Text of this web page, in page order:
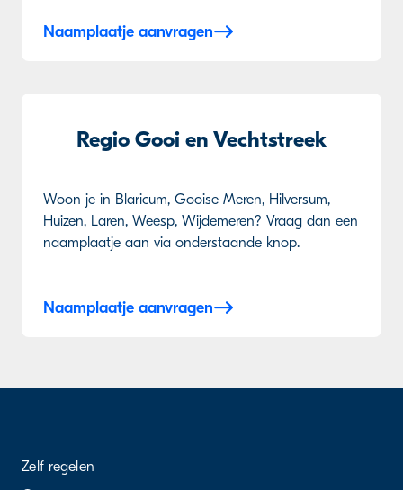
Naamplaatje aanvragen
Regio Gooi en Vechtstreek
Woon je in Blaricum, Gooise Meren, Hilversum,
Huizen, Laren, Weesp, Wijdemeren? Vraag dan een
naamplaatje aan via onderstaande knop.
Naamplaatje aanvragen
Zelf regelen